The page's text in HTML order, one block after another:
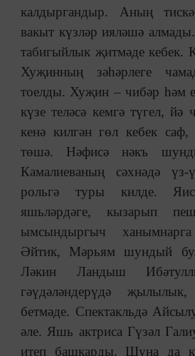
калдыргандыр. Аның
вакыт күзләр ияләшә
табигыйлык җитмәде кебек.
Хуҗинның зәһәрлеге
тоелды. Хуҗин – чибәр һәм
күзе теләсә кемгә түгел, йә
кенә килгән гөл кебек саф,
төшә. Нәфисә нәкъ
Камалиеваның сәхнәдә
рольгә туры килде.
яшьләрдәге, кызарып
ымсындыргыч
Әйтик, Мәрьям шундый
Ләкин Ландыш
гәүдәләндерүдә
бетмәде. Спектакльдә
әле. Яшь актриса Гүзәл
итеп башкарды. Шуңа да